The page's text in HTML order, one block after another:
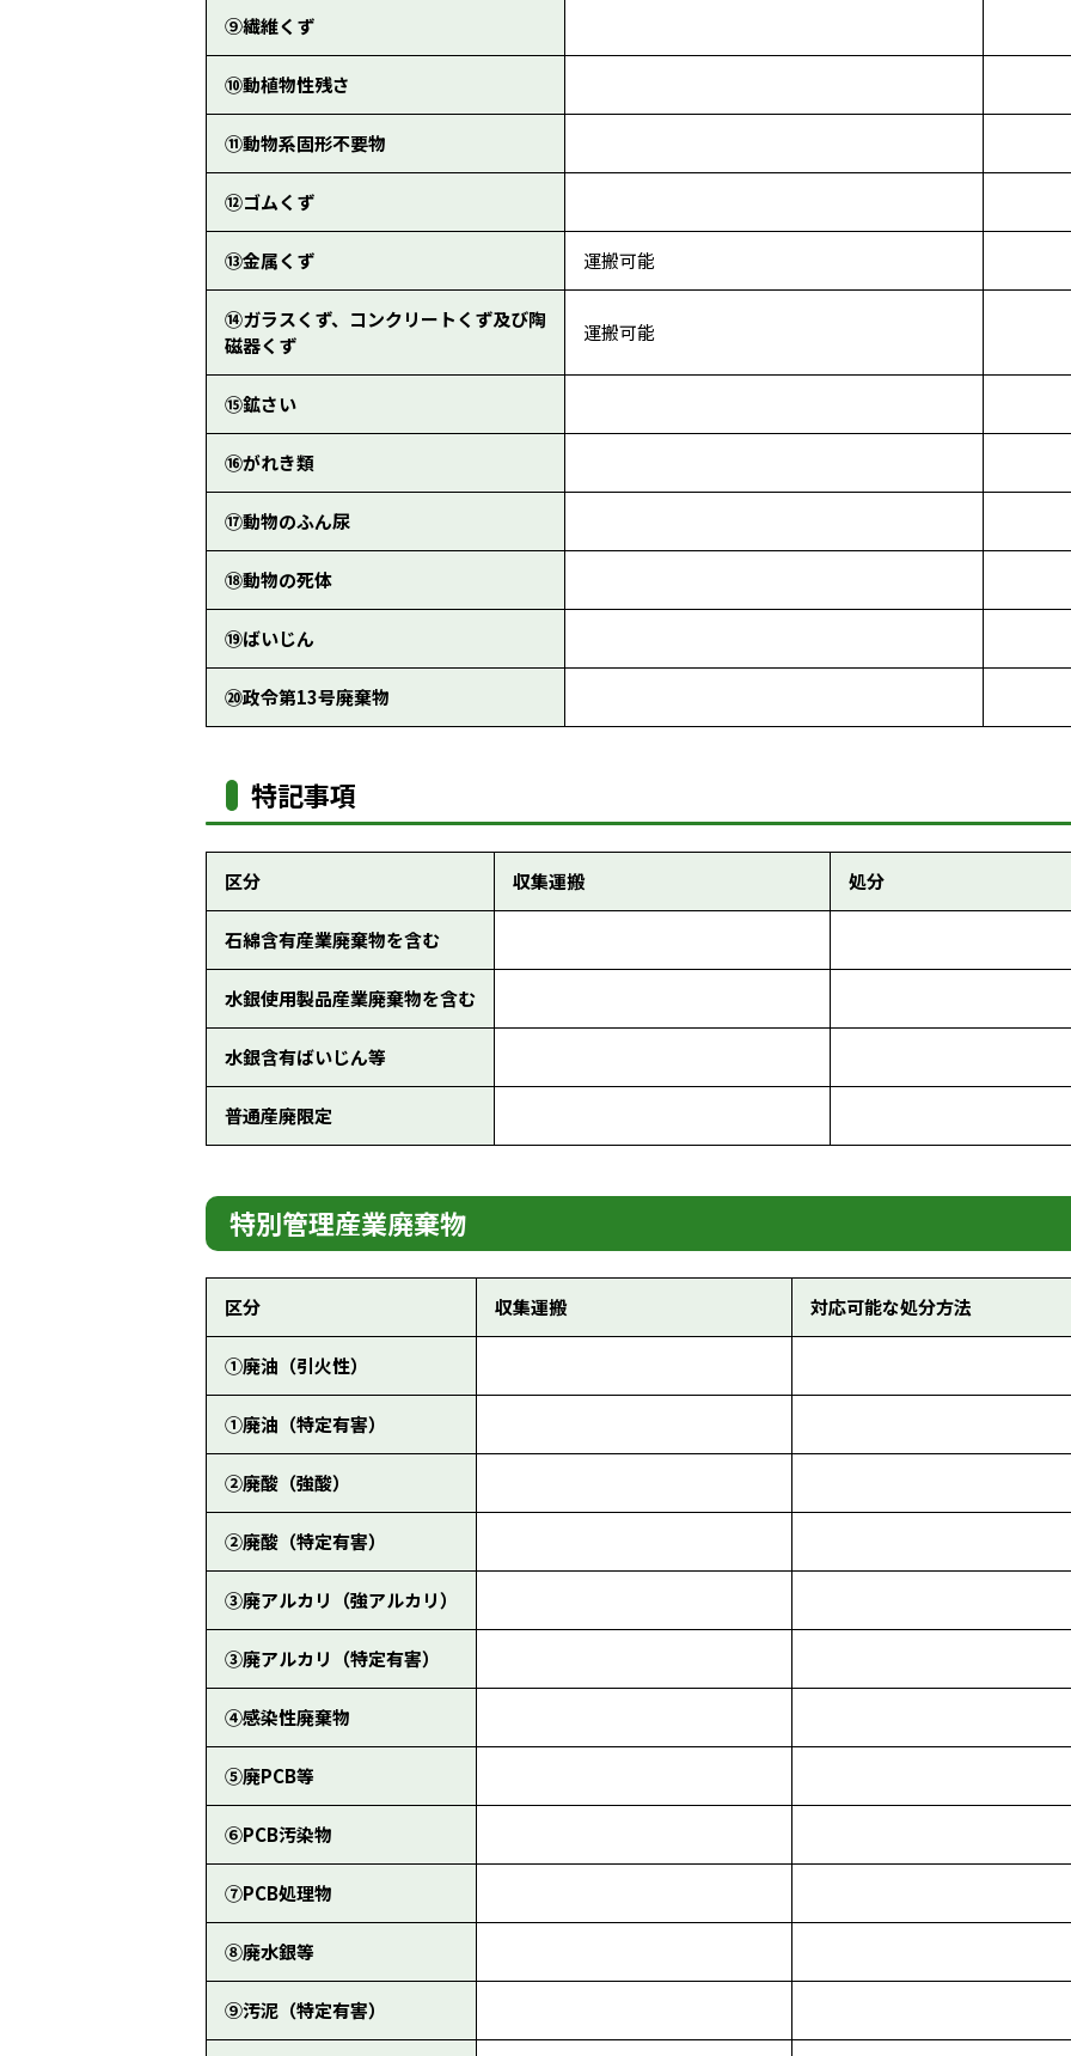
⑨繊維くず
⑩動植物性残さ
⑪動物系固形不要物
⑫ゴムくず
⑬金属くず 運搬可能
⑭ガラスくず、コンクリートくず及び陶
磁器くず
運搬可能
⑮鉱さい
⑯がれき類
⑰動物のふん尿
⑱動物の死体
⑲ばいじん
⑳政令第13号廃棄物
特記事項
区分 収集運搬 処分
石綿含有産業廃棄物を含む
水銀使用製品産業廃棄物を含む
水銀含有ばいじん等
普通産廃限定
特別管理産業廃棄物
区分 収集運搬 対応可能な処分方法
①廃油（引火性）
①廃油（特定有害）
②廃酸（強酸）
②廃酸（特定有害）
③廃アルカリ（強アルカリ）
③廃アルカリ（特定有害）
④感染性廃棄物
⑤廃PCB等
⑥PCB汚染物
⑦PCB処理物
⑧廃水銀等
⑨汚泥（特定有害）